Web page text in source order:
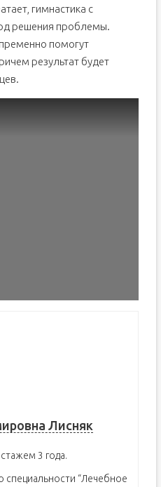
гимнастика с
решения проблемы.
помогут
результат будет
Лисняк
3 года.
специальности “Лечебное